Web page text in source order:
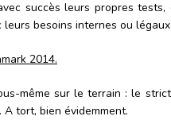
succès leurs propres
besoins internes ou
2014.
même sur le terrain : le
A tort, bien évidemment.